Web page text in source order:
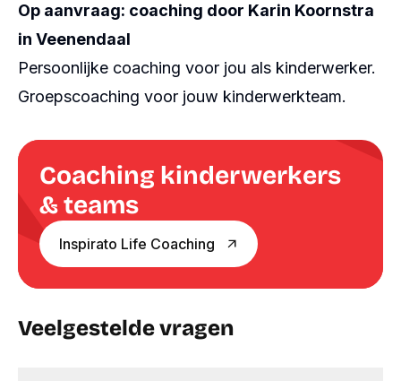
Op aanvraag: coaching door Karin Koornstra
in Veenendaal
Persoonlijke coaching voor jou als kinderwerker.
Groepscoaching voor jouw kinderwerkteam.
Coaching kinderwerkers
& teams
Inspirato Life Coaching
Veelgestelde vragen